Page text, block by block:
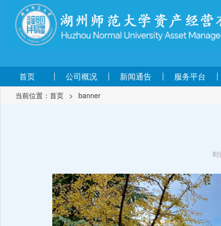
首页 公司概况 新闻通告 服务平台
当前位置： 首页 > banner